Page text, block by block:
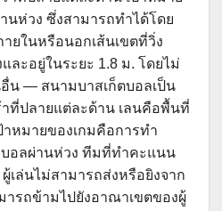
นห่วง ซึ่งสามารถทำได้โดย
ยในหรือนอกเส้นเขตที่วิ่ง
ะอยู่ในระยะ 1.8 ม. โดยไม่
น — สนามบาสเก็ตบอลเป็น
ที่ปลายแต่ละด้าน เลนคือพื้นที่
าหมายของเกมคือการทำ
อลผ่านห่วง ทีมที่ทำคะแนน
เล่นไม่สามารถส่งหรือยิงจาก
รถข้ามไปยังอาณาเขตของผู้